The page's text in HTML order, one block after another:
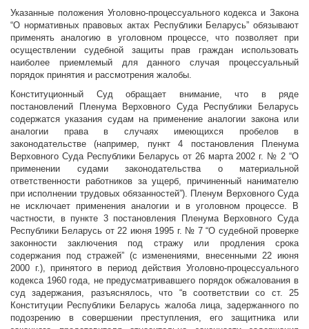
Указанные положения Уголовно-процессуального кодекса и Закона
“О нормативных правовых актах Республики Беларусь” обязывают
применять аналогию в уголовном процессе, что позволяет при
осуществлении судебной защиты прав граждан использовать
наиболее приемлемый для данного случая процессуальный
порядок принятия и рассмотрения жалобы.
Конституционный Суд обращает внимание, что в ряде
постановлений Пленума Верховного Суда Республики Беларусь
содержатся указания судам на применение аналогии закона или
аналогии права в случаях имеющихся пробелов в
законодательстве (например, пункт 4 постановления Пленума
Верховного Суда Республики Беларусь от 26 марта 2002 г. № 2 “О
применении судами законодательства о материальной
ответственности работников за ущерб, причиненный нанимателю
при исполнении трудовых обязанностей”). Пленум Верховного Суда
не исключает применения аналогии и в уголовном процессе. В
частности, в пункте 3 постановления Пленума Верховного Суда
Республики Беларусь от 22 июня 1995 г. № 7 “О судебной проверке
законности заключения под стражу или продления срока
содержания под стражей” (с изменениями, внесенными 22 июня
2000 г.), принятого в период действия Уголовно-процессуального
кодекса 1960 года, не предусматривавшего порядок обжалования в
суд задержания, разъяснялось, что “в соответствии со ст. 25
Конституции Республики Беларусь жалоба лица, задержанного по
подозрению в совершении преступления, его защитника или